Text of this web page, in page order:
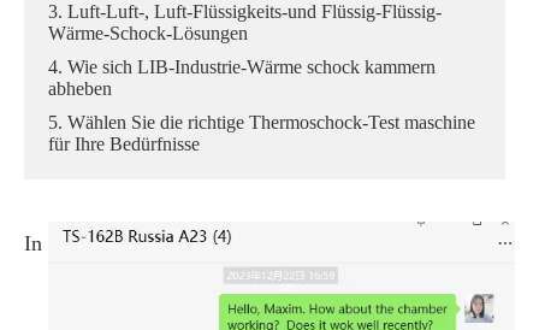
3. Luft-Luft-, Luft-Flüssigkeits-und Flüssig-Flüssig-
Wärme-Schock-Lösungen
4. Wie sich LIB-Industrie-Wärme schock kammern
abheben
5. Wählen Sie die richtige Thermoschock-Test maschine
für Ihre Bedürfnisse
In